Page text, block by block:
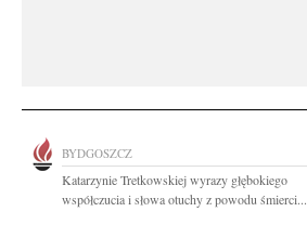
BYDGOSZCZ
Katarzynie Tretkowskiej wyrazy głębokiego
współczucia i słowa otuchy z powodu śmierci...